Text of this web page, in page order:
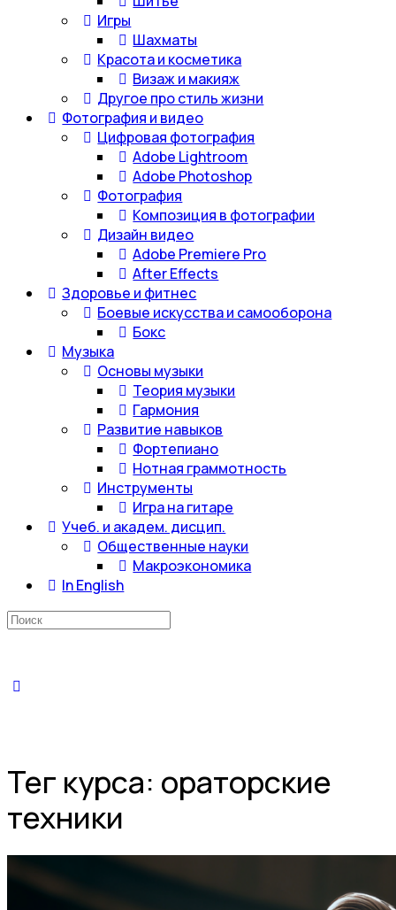
Игры
Шахматы
Красота и косметика
Визаж и макияж
Другое про стиль жизни
Фотография и видео
Цифровая фотография
Adobe Lightroom
Adobe Photoshop
Фотография
Композиция в фотографии
Дизайн видео
Adobe Premiere Pro
After Effects
Здоровье и фитнес
Боевые искусства и самооборона
Бокс
Музыка
Основы музыки
Теория музыки
Гармония
Развитие навыков
Фортепиано
Нотная граммотность
Инструменты
Игра на гитаре
Учеб. и академ. дисцип.
Общественные науки
Макроэкономика
In English
Искать:
Тег курса: ораторские
техники